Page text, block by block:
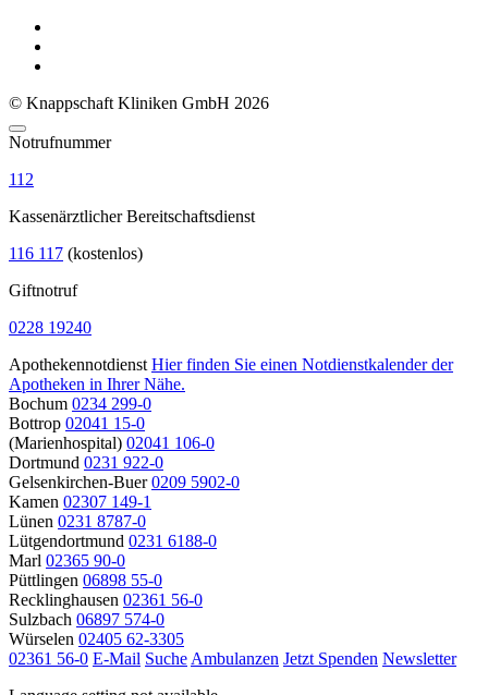
© Knappschaft Kliniken GmbH 2026
Notrufnummer
112
Kassenärztlicher Bereitschaftsdienst
116 117 (kostenlos)
Giftnotruf
0228 19240
Apothekennotdienst Hier finden Sie einen Notdienstkalender der
Apotheken in Ihrer Nähe.
Bochum 0234 299-0
Bottrop 02041 15-0
(Marienhospital) 02041 106-0
Dortmund 0231 922-0
Gelsenkirchen-Buer 0209 5902-0
Kamen 02307 149-1
Lünen 0231 8787-0
Lütgendortmund 0231 6188-0
Marl 02365 90-0
Püttlingen 06898 55-0
Recklinghausen 02361 56-0
Sulzbach 06897 574-0
Würselen 02405 62-3305
02361 56-0 E-Mail Suche Ambulanzen Jetzt Spenden Newsletter